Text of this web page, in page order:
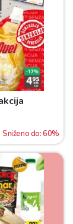
Sniženo do: 60%